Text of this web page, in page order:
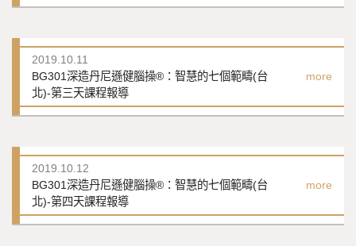
2019.10.11
BG301深造丹尼遜健腦操®：智慧的七個範疇(台
北)-第三天課程報導
more
2019.10.12
BG301深造丹尼遜健腦操®：智慧的七個範疇(台
北)-第四天課程報導
more